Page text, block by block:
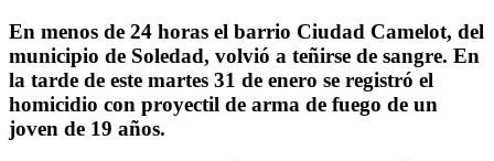
En menos de 24 horas el barrio Ciudad Camelot, del
municipio de Soledad, volvió a teñirse de sangre. En
la tarde de este martes 31 de enero se registró el
homicidio con proyectil de arma de fuego de un
joven de 19 años.